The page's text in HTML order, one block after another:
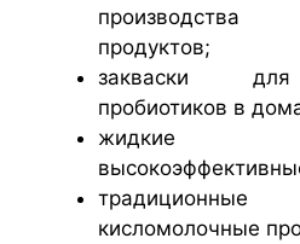
продуктов;
закваски для
пробиотиков в
жидкие
кисломолочные